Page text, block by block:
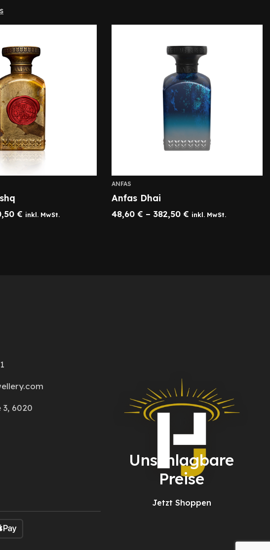
€ inkl. MwSt.
ANFAS
Anfas Dhai
48,60 € – 382,50 € inkl. MwSt.
6020
Unschlagbare
Preise
Jetzt Shoppen